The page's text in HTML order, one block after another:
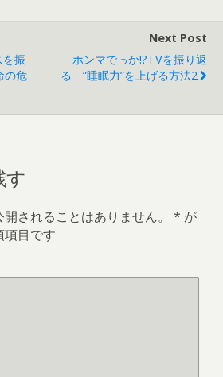
振
の危
Next Post
ホンマでっか!?TVを振り返
る ”睡眠力”を上げる方法2
す
されることはありません。 * が
項目です